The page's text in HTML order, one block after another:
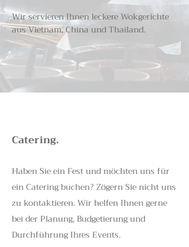
Wir servieren Ihnen leckere Wokgerichte
aus Vietnam, China und Thailand.
Catering.
Haben Sie ein Fest und möchten uns für
ein Catering buchen? Zögern Sie nicht uns
zu kontaktieren. Wir helfen Ihnen gerne
bei der Planung, Budgetierung und
Durchführung Ihres Events.